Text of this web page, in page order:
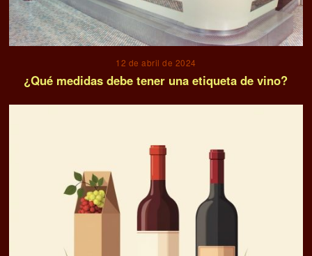
12 de abril de 2024
¿Qué medidas debe tener una etiqueta de vino?